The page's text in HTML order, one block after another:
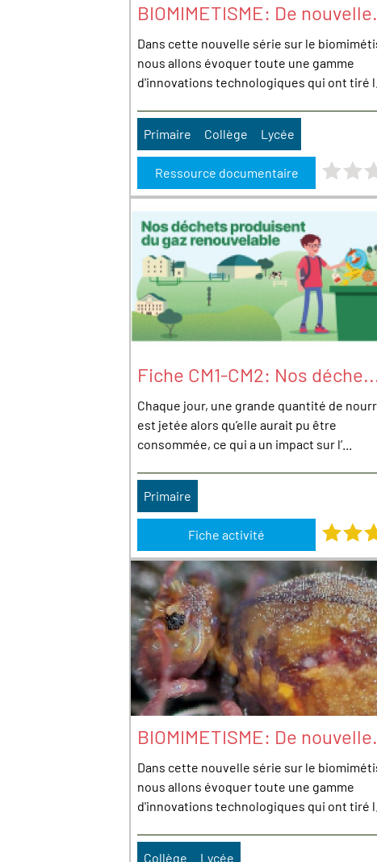
BIOMIMETISME: De
Dans cette nouvelle série sur le
nous allons évoquer toute une gamme
d'innovations technologiques qui ont tiré l...
Primaire Collège Lycée
Ressource documentaire Note : 0
Fiche CM1-CM2: Nos
Chaque jour, une grande quantité de
est jetée alors qu’elle aurait pu être
consommée, ce qui a un impact sur l’...
Primaire
Fiche activité Note : 4
BIOMIMETISME: De
Dans cette nouvelle série sur le
nous allons évoquer toute une gamme
d'innovations technologiques qui ont tiré l...
Collège Lycée